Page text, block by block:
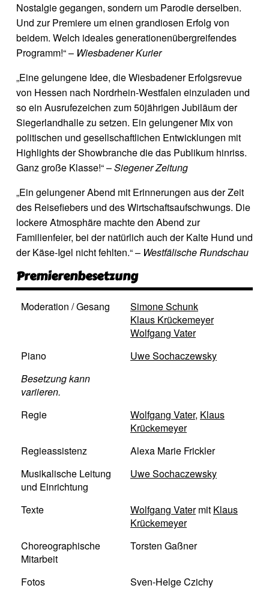
Nostalgie gegangen, sondern um Parodie derselben.
Und zur Premiere um einen grandiosen Erfolg von
beidem. Welch ideales generationenübergreifendes
Programm!“ – Wiesbadener Kurier
„Eine gelungene Idee, die Wiesbadener Erfolgsrevue
von Hessen nach Nordrhein-Westfalen einzuladen und
so ein Ausrufezeichen zum 50jährigen Jubiläum der
Siegerlandhalle zu setzen. Ein gelungener Mix von
politischen und gesellschaftlichen Entwicklungen mit
Highlights der Showbranche die das Publikum hinriss.
Ganz große Klasse!“ –Siegener Zeitung
„Ein gelungener Abend mit Erinnerungen aus der Zeit
des Reisefiebers und des Wirtschaftsaufschwungs. Die
lockere Atmosphäre machte den Abend zur
Familienfeier, bei der natürlich auch der Kalte Hund und
der Käse-Igel nicht fehlten.“ – Westfälische Rundschau
Premierenbesetzung
Moderation / Gesang
Simone Schunk
Klaus Krückemeyer
Wolfgang Vater
Piano
Uwe Sochaczewsky
Besetzung kann
variieren.
Regie
Wolfgang Vater, Klaus
Krückemeyer
Regieassistenz
Alexa Marie Frickler
Musikalische Leitung
und Einrichtung
Uwe Sochaczewsky
Texte Wolfgang Vatermit Klaus
Krückemeyer
Choreographische
Mitarbeit
Torsten Gaßner
Fotos
Sven-Helge Czichy